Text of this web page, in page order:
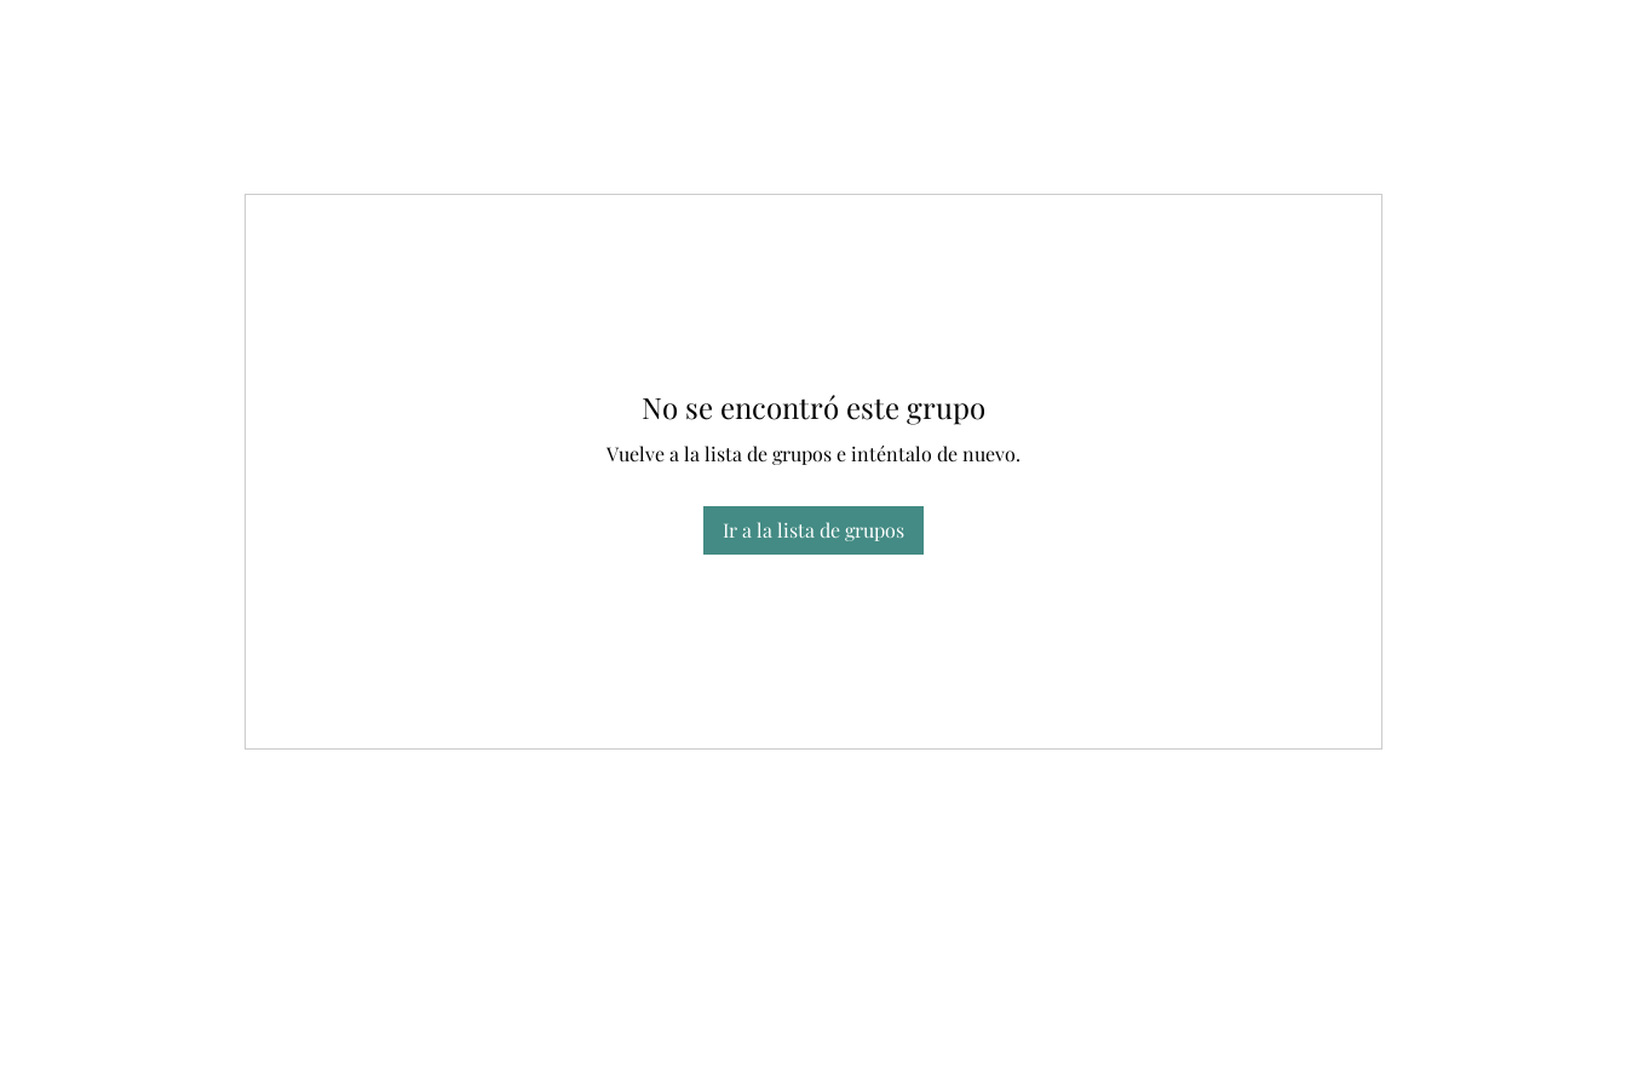
No se encontró este grupo
Vuelve a la lista de grupos e inténtalo de nuevo.
Ir a la lista de grupos